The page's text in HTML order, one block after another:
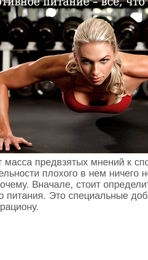
масса предвзятых мнений к
плохого в нем ничего
Вначале, стоит
питания. Это специальные